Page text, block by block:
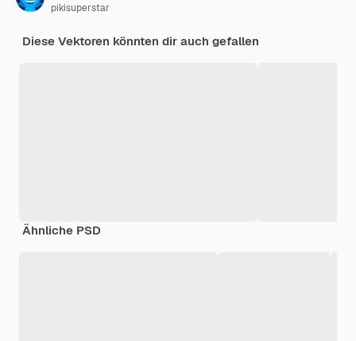
pikisuperstar
Diese Vektoren könnten dir auch gefallen
Ähnliche PSD